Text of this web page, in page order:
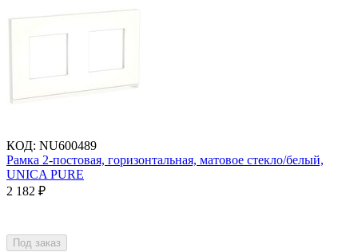
КОД: NU600489
Рамка 2-постовая, горизонтальная, матовое стекло/белый,
UNICA PURE
2 182 ₽
Под заказ